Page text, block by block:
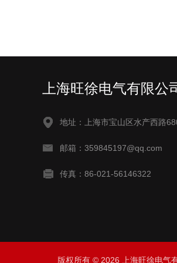
上海旺徐电气有限公
地址：上海市宝山区水产西路
邮箱：359845197@qq.com
传真：86-021-56146322
版权所有 © 2026 上海旺徐电